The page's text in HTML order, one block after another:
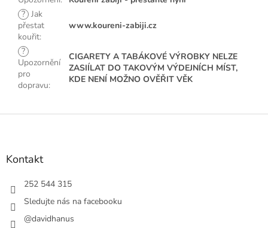
? Jak
přestat
kouřit:
www.koureni-zabiji.cz
?
Upozornění
pro
dopravu:
CIGARETY A TABÁKOVÉ VÝROBKY NELZE
ZASIÍLAT DO TAKOVÝM VÝDEJNÍCH MÍST,
KDE NENÍ MOŽNO OVĚŘIT VĚK
Z
Kontakt
252 544 315
Sledujte nás na facebooku
@davidhanus